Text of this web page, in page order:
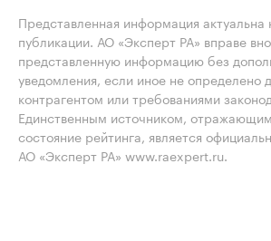
Представленная информация актуальна
публикации. АО «Эксперт РА» вправе
представленную информацию без
уведомления, если иное не определено
контрагентом или требованиями
Единственным источником,
состояние рейтинга, является
АО «Эксперт РА» www.raexpert.ru.